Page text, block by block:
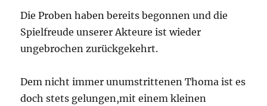
Die Proben haben bereits begonnen und die
Spielfreude unserer Akteure ist wieder
ungebrochen zurückgekehrt.
Dem nicht immer unumstrittenen Thoma ist es
doch stets gelungen,mit einem kleinen